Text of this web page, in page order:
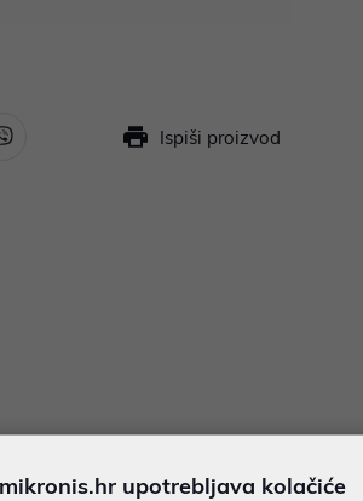
Ispiši proizvod
upotrebljava kolačiće